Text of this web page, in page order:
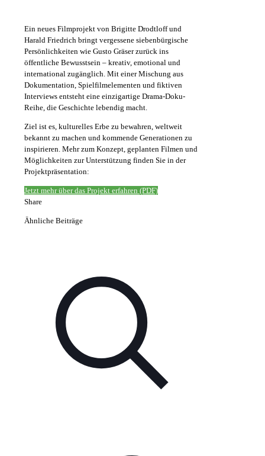
Ein neues Filmprojekt von Brigitte Drodtloff und
Harald Friedrich bringt vergessene siebenbürgische
Persönlichkeiten wie Gusto Gräser zurück ins
öffentliche Bewusstsein – kreativ, emotional und
international zugänglich. Mit einer Mischung aus
Dokumentation, Spielfilmelementen und fiktiven
Interviews entsteht eine einzigartige Drama-Doku-
Reihe, die Geschichte lebendig macht.
Ziel ist es, kulturelles Erbe zu bewahren, weltweit
bekannt zu machen und kommende Generationen zu
inspirieren. Mehr zum Konzept, geplanten Filmen und
Möglichkeiten zur Unterstützung finden Sie in der
Projektpräsentation:
Jetzt mehr über das Projekt erfahren (PDF)
Share
Ähnliche Beiträge